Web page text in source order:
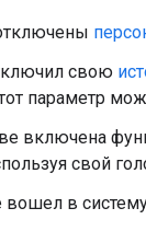
свою
параметр
включена
свой
вошел в